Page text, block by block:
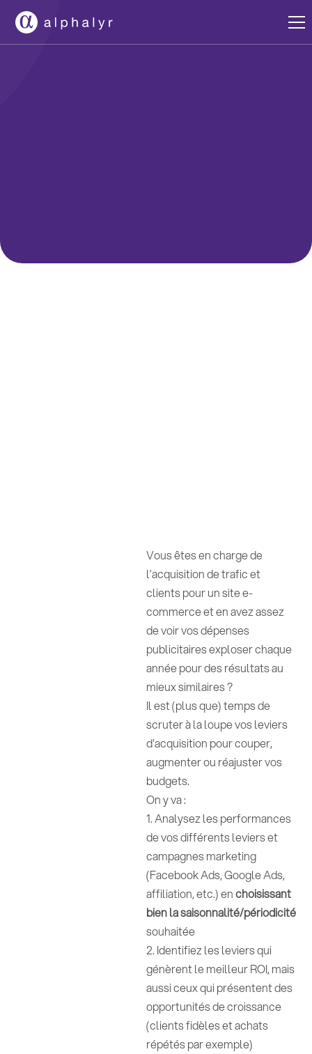
Vous êtes en charge de
l’acquisition de trafic et
clients pour un site e-
commerce et en avez assez
de voir vos dépenses
publicitaires exploser chaque
année pour des résultats au
mieux similaires ?
Il est (plus que) temps de
scruter à la loupe vos leviers
d'acquisition pour couper,
augmenter ou réajuster vos
budgets.
On y va :
1. Analysez les performances
de vos différents leviers et
campagnes marketing
(Facebook Ads, Google Ads,
affiliation, etc.) enchoisissant
bien la saisonnalité/périodicité
souhaitée
2. Identifiez les leviers qui
génèrent le meilleur ROI, mais
aussi ceux qui présentent des
opportunités de croissance
(clients fidèles et achats
répétés par exemple)